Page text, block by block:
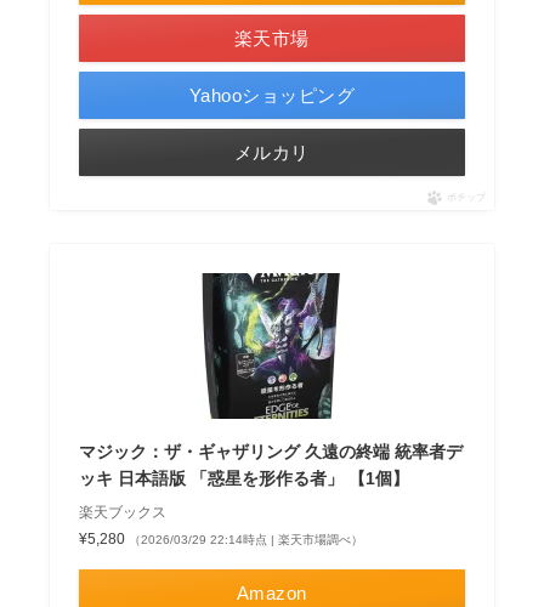
楽天市場
Yahooショッピング
メルカリ
ポチップ
マジック：ザ・ギャザリング 久遠の終端 統率者デ
ッキ 日本語版 「惑星を形作る者」 【1個】
楽天ブックス
¥5,280
（2026/03/29 22:14時点 | 楽天市場調べ）
Amazon